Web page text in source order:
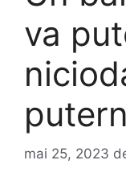
va
mai 25, 2023